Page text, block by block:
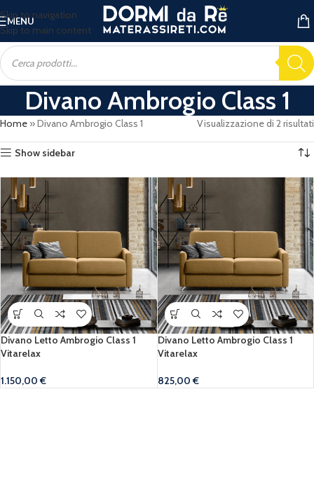
Skip to navigation
Skip to main content
MENU
Divano Ambrogio Class 1
Home »Divano Ambrogio Class 1 Visualizzazione di 2 risultati
Show sidebar
Divano Letto Ambrogio Class 1
Vitarelax
1.150,00€
Divano Letto Ambrogio Class 1
Vitarelax
825,00€